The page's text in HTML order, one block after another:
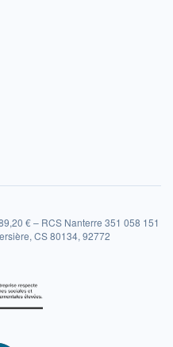
€ – RCS Nanterre 351 058 151
CS 80134, 92772